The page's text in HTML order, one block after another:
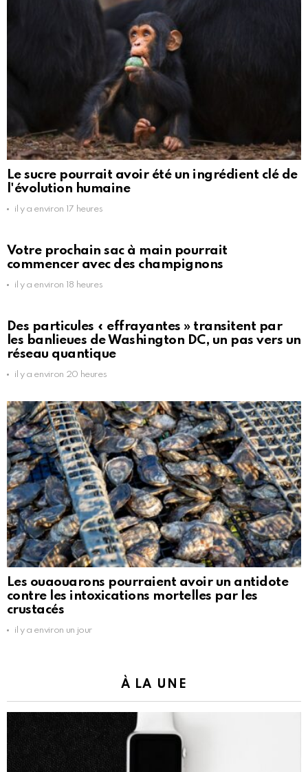
Le sucre pourrait avoir été un ingrédient clé de
l'évolution humaine
il y a environ 17 heures
Votre prochain sac à main pourrait
commencer avec des champignons
il y a environ 18 heures
Des particules « effrayantes » transitent par
les banlieues de Washington DC, un pas vers un
réseau quantique
il y a environ 20 heures
Les ouaouarons pourraient avoir un antidote
contre les intoxications mortelles par les
crustacés
il y a environ un jour
À LA UNE